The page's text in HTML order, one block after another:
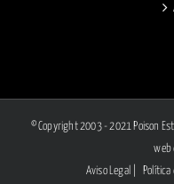
© Copyright 2003 - 2021 Poison
web
Aviso Legal
Política